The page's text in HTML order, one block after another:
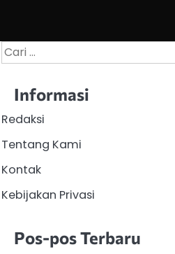
Cari
untuk:
Informasi
Redaksi
Tentang Kami
Kontak
Kebijakan Privasi
Pos-pos Terbaru